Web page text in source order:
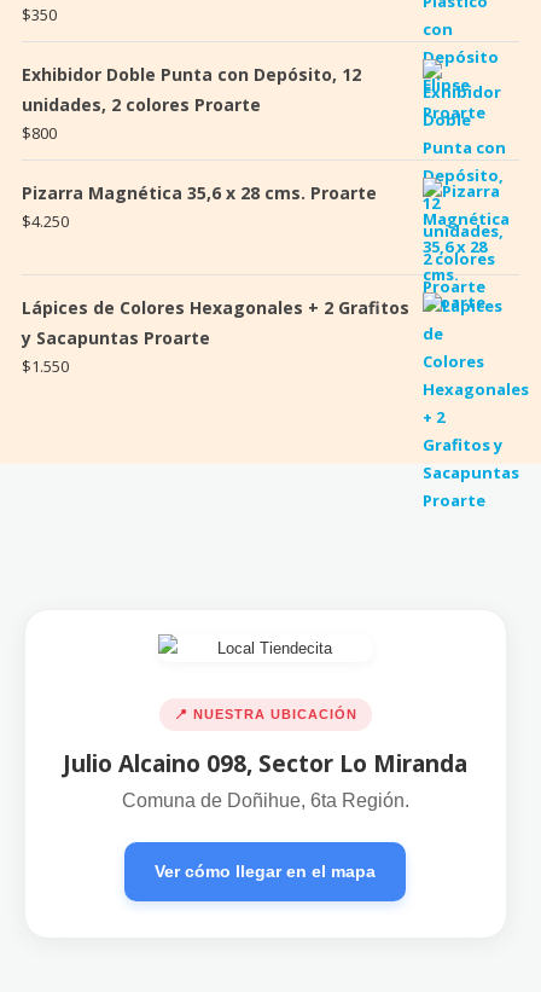
$350
Exhibidor Doble Punta con Depósito, 12
unidades, 2 colores Proarte
$800
Pizarra Magnética 35,6 x 28 cms. Proarte
$4.250
Lápices de Colores Hexagonales + 2 Grafitos
y Sacapuntas Proarte
$1.550
📍 NUESTRA UBICACIÓN
Julio Alcaino 098, Sector Lo Miranda
Comuna de Doñihue, 6ta Región.
Ver cómo llegar en el mapa